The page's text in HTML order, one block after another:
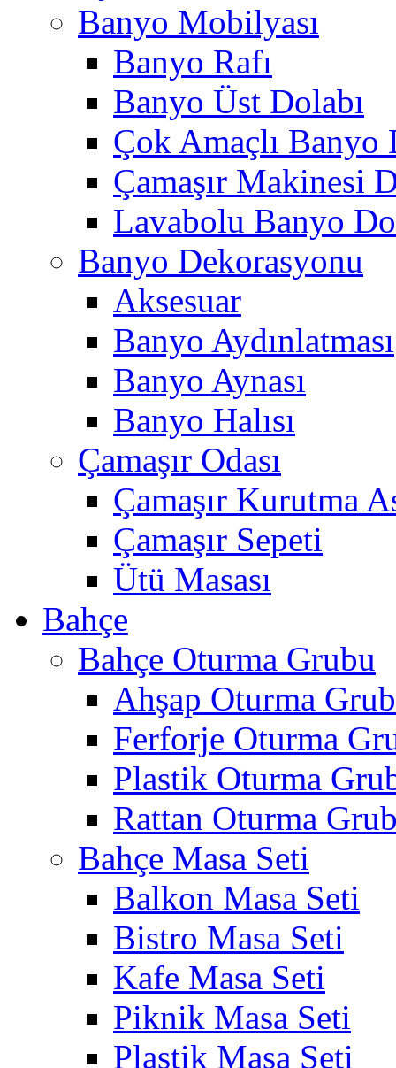
Banyo Mobilyası
Banyo Rafı
Banyo Üst Dolabı
Çok Amaçlı Banyo
Çamaşır Makinesi
Lavabolu Banyo
Banyo Dekorasyonu
Aksesuar
Banyo Aydınlatması
Banyo Aynası
Banyo Halısı
Çamaşır Odası
Çamaşır Kurutma
Çamaşır Sepeti
Ütü Masası
Bahçe
Bahçe Oturma Grubu
Ahşap Oturma
Ferforje Oturma
Plastik Oturma
Rattan Oturma
Bahçe Masa Seti
Balkon Masa Seti
Bistro Masa Seti
Kafe Masa Seti
Piknik Masa Seti
Plastik Masa Seti